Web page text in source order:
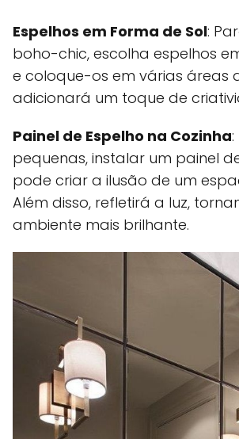
Espelhos em Forma de Sol:
boho-chic, escolha espelhos
e coloque-os em várias áreas
adicionará um toque de
Painel de Espelho na Cozinha
pequenas, instalar um painel
pode criar a ilusão de um
Além disso, refletirá a luz,
ambiente mais brilhante.